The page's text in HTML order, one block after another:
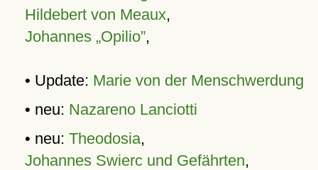
Hildebert von Meaux,
Johannes „Opilio”,
• Update: Marie von der Menschwerdung
• neu: Nazareno Lanciotti
• neu: Theodosia,
Johannes Swierc und Gefährten,